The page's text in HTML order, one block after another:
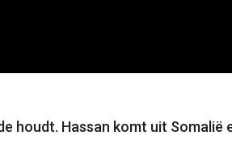
houdt. Hassan komt uit Somalië